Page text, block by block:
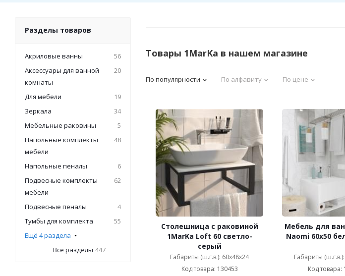
Товары 1MarKa в нашем магазине
По популярности По алфавиту По цене
Столешница с раковиной
1MarKa Loft 60 светло-
серый
Габариты (ш.г.в.): 60x48x24
Код товара: 130453
Мебель для
Naomi 60х50
Габариты
Код товара:
Разделы товаров
Акриловые ванны
56
Аксессуары для ванной
комнаты
20
Для мебели
19
Зеркала
34
Мебельные раковины
5
Напольные комплекты
мебели
48
Напольные пеналы
6
Подвесные комплекты
мебели
62
Подвесные пеналы
4
Тумбы для комплекта
55
Ещё 4 раздела
Все разделы 447